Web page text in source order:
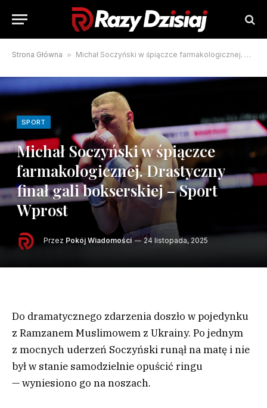
Strona Główna » Michał Soczyński w śpiączce farmakologicznej. Drastyczny finał gali bokserskiej – Sport Wprost
SPORT
Michał Soczyński w śpiączce
farmakologicznej. Drastyczny
finał gali bokserskiej – Sport
Wprost
Przez Pokój Wiadomości 24 listopada, 2025
Do dramatycznego zdarzenia doszło w pojedynku
z Ramzanem Muslimowem z Ukrainy. Po jednym
z mocnych uderzeń Soczyński runął na matę i nie
był w stanie samodzielnie opuścić ringu
— wyniesiono go na noszach.